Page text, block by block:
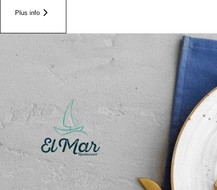
Plus info